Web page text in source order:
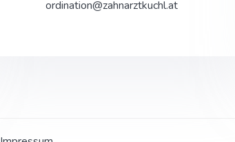
ordination@zahnarztkuchl.at